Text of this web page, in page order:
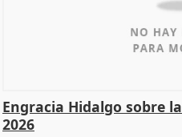
Engracia Hidalgo sobre
2026